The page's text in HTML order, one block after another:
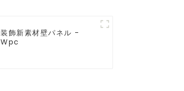
装飾新素材壁パネル -
Wpc